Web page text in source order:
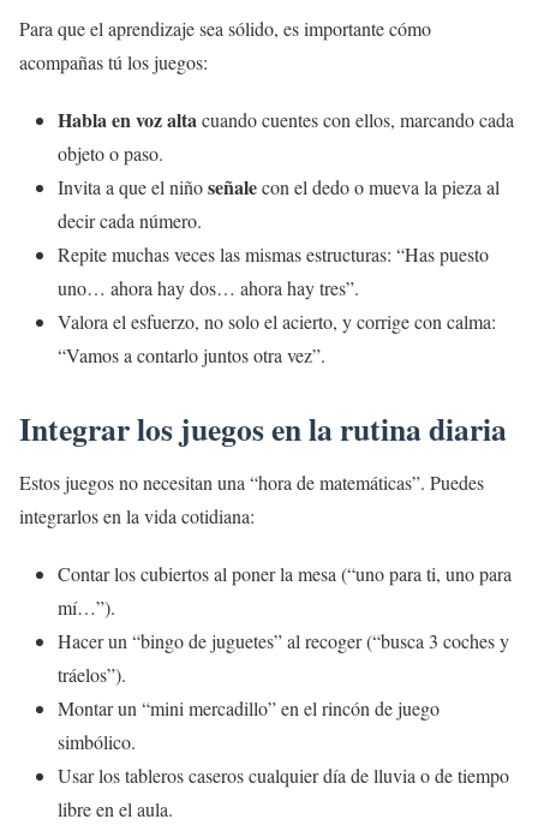
Para que el aprendizaje sea sólido, es importante cómo
acompañas tú los juegos:
Habla en voz altacuando cuentes con ellos, marcando cada
objeto o paso.
Invita a que el niñoseñalecon el dedo o mueva la pieza al
decir cada número.
Repite muchas veces las mismas estructuras: “Has puesto
uno… ahora hay dos… ahora hay tres”.
Valora el esfuerzo, no solo el acierto, y corrige con calma:
“Vamos a contarlo juntos otra vez”.
Integrar los juegos en la rutina diaria
Estos juegos no necesitan una “hora de matemáticas”. Puedes
integrarlos en la vida cotidiana:
Contar los cubiertos al poner la mesa (“uno para ti, uno para
mí…”).
Hacer un “bingo de juguetes” al recoger (“busca 3 coches y
tráelos”).
Montar un “mini mercadillo” en el rincón de juego
simbólico.
Usar los tableros caseros cualquier día de lluvia o de tiempo
libre en el aula.